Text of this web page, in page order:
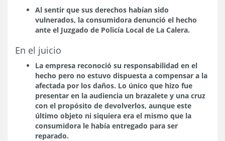
Al sentir que sus derechos habían sido
vulnerados, la consumidora denunció el hecho
ante el Juzgado de Policía Local de La Calera.
En el juicio
La empresa reconoció su responsabilidad en el
hecho pero no estuvo dispuesta a compensar a la
afectada por los daños. Lo único que hizo fue
presentar en la audiencia un brazalete y una cruz
con el propósito de devolverlos, aunque este
último objeto ni siquiera era el mismo que la
consumidora le había entregado para ser
reparado.